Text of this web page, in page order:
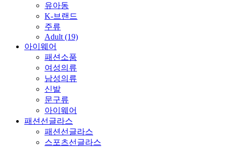
유아동
K-브랜드
주류
Adult (19)
아이웨어
패션소품
여성의류
남성의류
신발
문구류
아이웨어
패션선글라스
패션선글라스
스포츠선글라스